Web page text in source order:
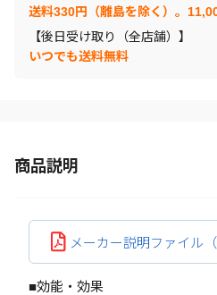
送料330円（離島を除く）。
【後日受け取り（全店舗）】
いつでも送料無料
商品説明
メーカー説明ファイル（
■効能・効果